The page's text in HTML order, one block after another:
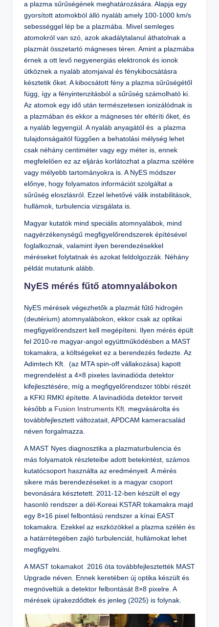
a plazma sűrűségének meghatározására. Alapja egy
gyorsított atomokból álló nyaláb amely 100-1000 km/s
sebességgel lép be a plazmába. Mivel semleges
atomokról van szó, azok akadálytalanul áthatolnak a
plazmát összetartó mágneses téren. Amint a plazmába
érnek a ott levő negyenergiás elektronok és ionok
ütköznek a nyaláb atomjaival és fénykibocsátásra
késztetik őket. A kibocsátott fény a plazma sűrűségétől
függ, így a fényintenzitásból a sűrűség számolható ki.
Az atomok egy idő után természetesen ionizálódnak is
a plazmában és ekkor a mágneses tér eltéríti őket, és
a nyaláb legyengül. A nyaláb anyagától és a plazma
tulajdonságaitól függően a behatolási mélység lehet
csak néhány centiméter vagy egy méter is, ennek
megfelelően ez az eljárás korlátozhat a plazma szélére
vagy mélyebb tartományokra is. A NyES módszer
előnye, hogy folyamatos információt szolgáltat a
sűrűség eloszlásról. Ezzel lehetővé válik instabilitások,
hullámok, turbulencia vizsgálata is.
Magyar kutatók mind speciális atomnyalábok, mind
nagyérzékenységű megfigyelőrendszerek építésével
foglalkoznak, valamint ilyen berendezésekkel
méréseket folytatnak és azokat feldolgozzák. Néhány
példát mutatunk alább.
NyES mérés fűtő atomnyalábokon
NyES mérések végezhetők a plazmát fűtő hidrogén
(deutérium) atomnyalábokon, ekkor csak az optikai
megfigyelőrendszert kell megépíteni. Ilyen mérés épült
fel 2010-re magyar-angol együttműködésben a MAST
tokamakra, a költségeket ez a berendezés fedezte. Az
Adimtech Kft. (az MTA spin-off vállakozása) kapott
megrendelést a 4×8 pixeles lavinadióda detektor
kifejlesztésére, míg a megfigyelőrendszer többi részét
a KFKI RMKI építette. A lavinadióda detektor terveit
később a Fusion Instruments Kft. megvásárolta és
továbbfejlesztett változatait, APDCAM kameracsalád
néven forgalmazza.
A MAST Nyes diagnosztika a plazmaturbulencia és
más folyamatok részleteibe adott betekintést, számos
kutatócsoport használta az eredményeit. A mérés
sikere más berendezéseket is a magyar csoport
bevonására késztetett. 2011-12-ben készült el egy
hasonló rendszer a dél-Koreai KSTAR tokamakra majd
egy 8×16 pixel felbontású rendszer a kínai EAST
tokamakra. Ezekkel az eszközökkel a plazma szélén és
a határrétegében zajló turbulenciát, hullámokat lehet
megfigyelni.
A MAST tokamakot 2016 óta továbbfejlesztették MAST
Upgrade néven. Ennek keretében új optika készült és
megnöveltük a detektor felbontását 8×8 pixelre. A
mérések újrakezdődtek és jenleg (2025) is folynak.